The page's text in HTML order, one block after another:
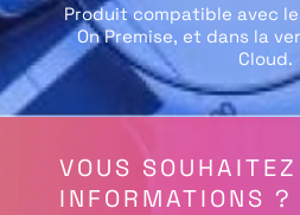
Produit compatible avec
On Premise, et dans la
Cloud.
VOUS
INFORMATIONS ?